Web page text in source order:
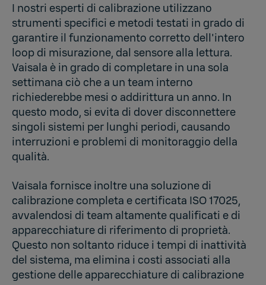
I nostri esperti di calibrazione utilizzano
strumenti specifici e metodi testati in grado di
garantire il funzionamento corretto dell'intero
loop di misurazione, dal sensore alla lettura.
Vaisala è in grado di completare in una sola
settimana ciò che a un team interno
richiederebbe mesi o addirittura un anno. In
questo modo, si evita di dover disconnettere
singoli sistemi per lunghi periodi, causando
interruzioni e problemi di monitoraggio della
qualità.
Vaisala fornisce inoltre una soluzione di
calibrazione completa e certificata ISO 17025,
avvalendosi di team altamente qualificati e di
apparecchiature di riferimento di proprietà.
Questo non soltanto riduce i tempi di inattività
del sistema, ma elimina i costi associati alla
gestione delle apparecchiature di calibrazione